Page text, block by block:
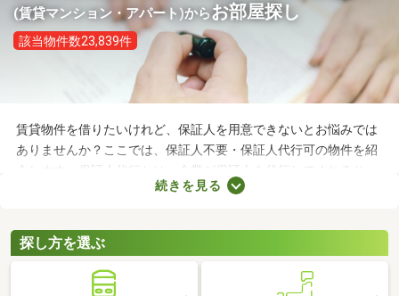
(賃貸マンション・アパート)からお部屋探し
該当物件数23,839件
賃貸物件を借りたいけれど、保証人を用意できないとお悩みでは
ありませんか？ここでは、保証人不要・保証人代行可の物件を紹
介します。保証人代行とは、企業が保証人を代行してくれるサー
ビスです。保証人を用意できなくてもお部屋を借りられるので、
た生活を送りましょう。
続きを見る
探し方を選ぶ